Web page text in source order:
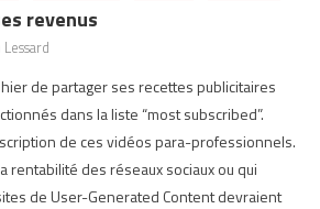
revenus
de partager ses recettes publicitaires
dans la liste “most subscribed”.
de ces vidéos para-professionnels.
rentabilité des réseaux sociaux ou qui
de User-Generated Content devraient